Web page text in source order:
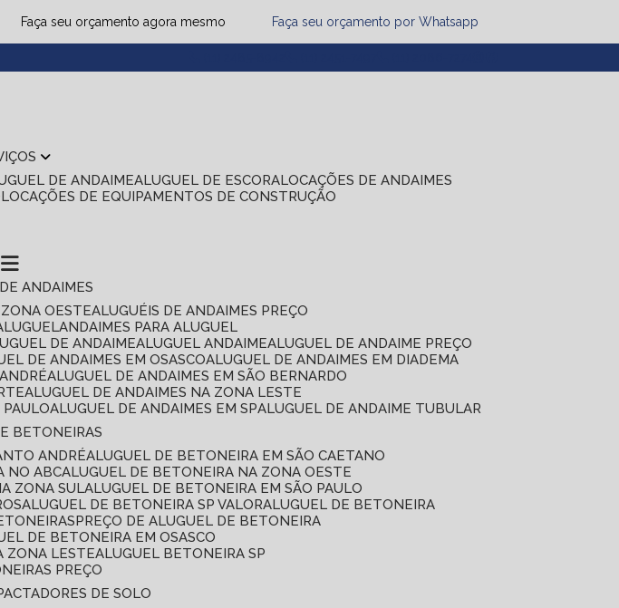
Faça seu orçamento agora mesmo Faça seu orçamento por Whatsapp
DE ANDAIME ALUGUEL DE ESCORA LOCAÇÕES DE ANDAIMES
LOCAÇÕES DE EQUIPAMENTOS DE CONSTRUÇÃO
DE ANDAIMES
ZONA OESTE ALUGUÉIS DE ANDAIMES PREÇO
ANDAIMES PARA ALUGUEL
DE ANDAIME ALUGUEL ANDAIME ALUGUEL DE ANDAIME PREÇO
DE ANDAIMES EM OSASCO ALUGUEL DE ANDAIMES EM DIADEMA
ALUGUEL DE ANDAIMES EM SÃO BERNARDO
ALUGUEL DE ANDAIMES NA ZONA LESTE
PAULO ALUGUEL DE ANDAIMES EM SP ALUGUEL DE ANDAIME TUBULAR
BETONEIRAS
ANDRÉ ALUGUEL DE BETONEIRA EM SÃO CAETANO
NO ABC ALUGUEL DE BETONEIRA NA ZONA OESTE
ZONA SUL ALUGUEL DE BETONEIRA EM SÃO PAULO
ALUGUEL DE BETONEIRA SP VALOR ALUGUEL DE BETONEIRA
PREÇO DE ALUGUEL DE BETONEIRA
DE BETONEIRA EM OSASCO
ZONA LESTE ALUGUEL BETONEIRA SP
PREÇO
DE SOLO